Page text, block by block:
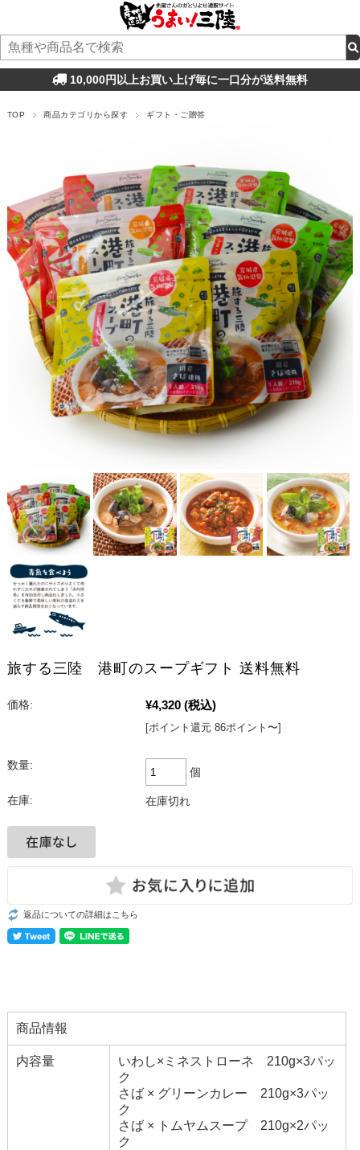
10,000円以上お買い上げ毎に一口分が送料無料
TOP 商品カテゴリから探す ギフト・ご贈答
旅する三陸 港町のスープギフト 送料無料
価格: ¥4,320 (税込)
[ポイント還元 86ポイント〜]
数量:
個
在庫: 在庫切れ
返品についての詳細はこちら
商品情報
内容量
いわし×ミネストローネ 210g×3パッ
ク
さば × グリーンカレー 210g×3パッ
ク
さば × トムヤムスープ 210g×2パッ
ク